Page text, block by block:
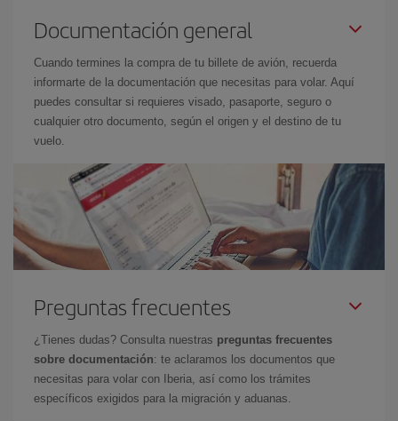
Documentación general
Cuando termines la compra de tu billete de avión, recuerda
informarte de la documentación que necesitas para volar. Aquí
puedes consultar si requieres visado, pasaporte, seguro o
cualquier otro documento, según el origen y el destino de tu
vuelo.
Preguntas frecuentes
¿Tienes dudas? Consulta nuestras preguntas frecuentes
sobre documentación: te aclaramos los documentos que
necesitas para volar con Iberia, así como los trámites
específicos exigidos para la migración y aduanas.